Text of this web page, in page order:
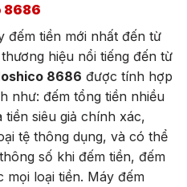
8686
đếm tiền mới nhất đến từ
hiệu nổi tiếng đến từ
8686 được tính hợp
như: đếm tổng tiền nhiều
tiền siêu giả chính xác,
tệ thông dụng, và có thể
số khi đếm tiền, đếm
loại tiền. Máy đếm